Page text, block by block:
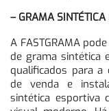
– GRAMA SINTÉTICA
A FASTGRAMA
de grama sintética
qualificados para a
de venda e
sintética esportiva